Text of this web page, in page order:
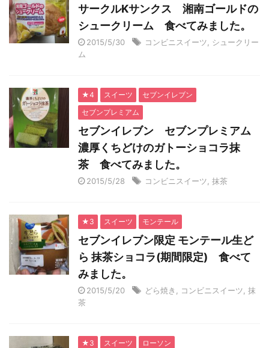
サークルKサンクス 湘南ゴールドの
シュークリーム 食べてみました。
2015/5/30 コンビニスイーツ
シュークリー
ム
★4 スイーツ
セブンイレブン
セブンプレミアム
セブンイレブン セブンプレミアム
濃厚くちどけのガトーショコラ抹
茶 食べてみました。
2015/5/28 コンビニスイーツ 抹茶
★3 スイーツ モンテール
セブンイレブン限定 モンテール生ど
ら 抹茶ショコラ(期間限定) 食べて
みました。
2015/5/20 どら焼き コンビニスイーツ 抹
茶
★3 スイーツ ローソン